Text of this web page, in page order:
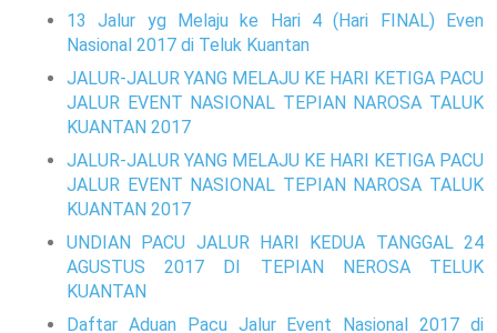
13 Jalur yg Melaju ke Hari 4 (Hari FINAL) Even
Nasional 2017 di Teluk Kuantan
JALUR-JALUR YANG MELAJU KE HARI KETIGA PACU
JALUR EVENT NASIONAL TEPIAN NAROSA TALUK
KUANTAN 2017
JALUR-JALUR YANG MELAJU KE HARI KETIGA PACU
JALUR EVENT NASIONAL TEPIAN NAROSA TALUK
KUANTAN 2017
UNDIAN PACU JALUR HARI KEDUA TANGGAL 24
AGUSTUS 2017 DI TEPIAN NEROSA TELUK
KUANTAN
Daftar Aduan Pacu Jalur Event Nasional 2017 di